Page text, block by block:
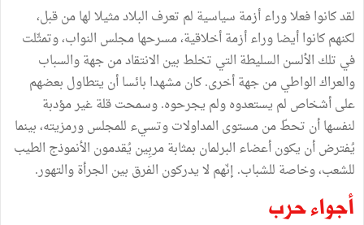
لقد كانوا فعلا وراء أزمة سياسية لم تعرف البلاد مثيلا لها من قبل،
لكنهم كانوا أيضا وراء أزمة أخلاقية، مسرحها مجلس النواب، وتمثّلت
في تلك الألسن السليطة التي تخلط بين الانتقاد من جهة والسباب
والعراك الواطي من جهة أخرى. كان مشهدا بائسا أن يتطاول بعضهم
على أشخاص لم يستعدوه ولم يجرحوه. وسمحت قلة غير مؤدبة
لنفسها أن تحطّ من مستوى المداولات وتسيء للمجلس ورمزيته، بينما
يُفترض أن يكون أعضاء البرلمان بمثابة مربِين يُقدمون الأنموذج الطيب
للشعب، وخاصة للشباب. إنّهم لا يدركون الفرق بين الجرأة والتهور.
أجواء حرب